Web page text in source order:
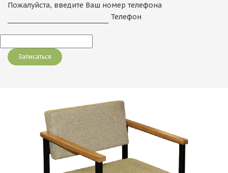
Пожалуйста, введите Ваш номер телефона
Телефон